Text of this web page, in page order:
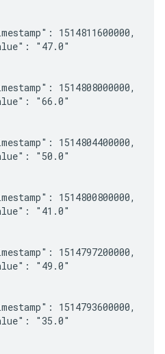
1514811600000,
"47.0"
1514808000000,
"66.0"
1514804400000,
"50.0"
1514800800000,
"41.0"
1514797200000,
"49.0"
1514793600000,
"35.0"